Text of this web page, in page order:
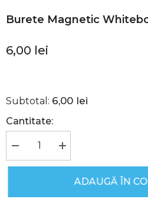
Burete Magnetic
6,00 lei
Subtotal: 6,00 lei
Cantitate:
Reduceți
cantitatea
pentru
Creșteți
cantitatea
pentru
Burete
Magnetic
ADAUGĂ ÎN